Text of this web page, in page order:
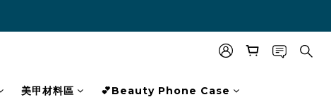
美甲材料區 💕Beauty Phone Case